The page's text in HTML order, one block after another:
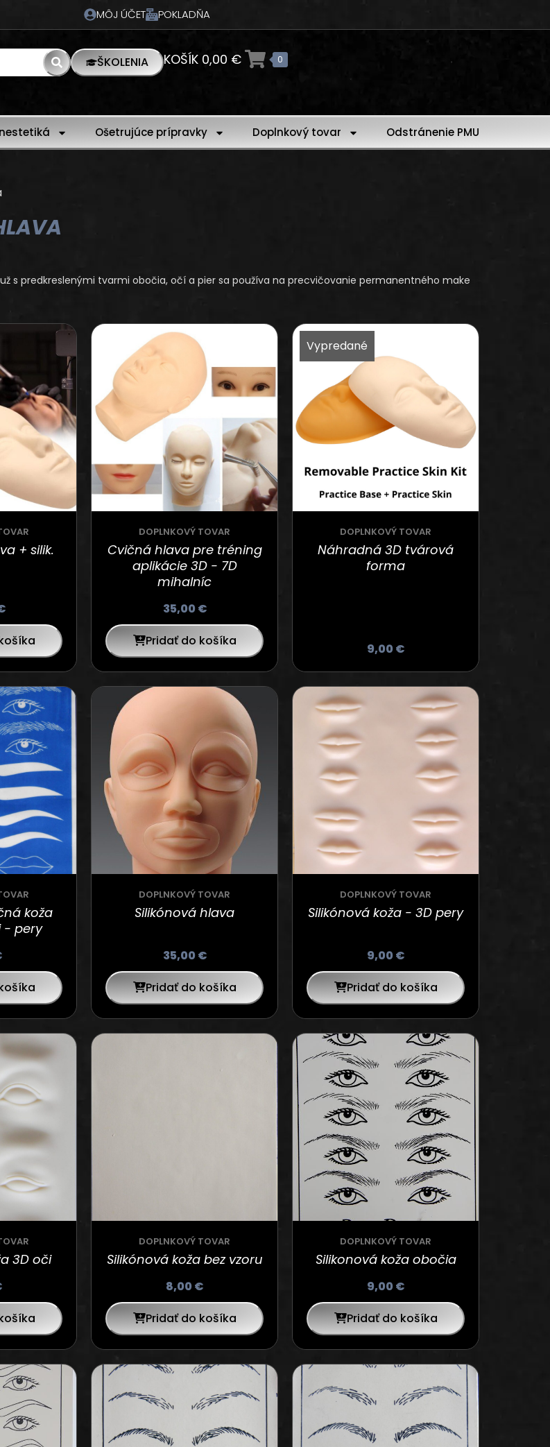
MÔJ ÚČET POKLADŇA
ŠKOLENIA KOŠÍK 0,00 € 0
Ošetrujúce prípravky Doplnkový tovar Odstránenie PMU
s predkreslenými tvarmi obočia, očí a pier sa používa na precvičovanie permanentného make
+ silik.
DOPLNKOVÝ TOVAR
Cvičná hlava pre tréning
aplikácie 3D - 7D
mihalníc
35,00€
Pridať do košíka
Vypredané
DOPLNKOVÝ TOVAR
Náhradná 3D tvárová
forma
9,00€
koža
- pery
DOPLNKOVÝ TOVAR
Silikónová hlava
35,00€
Pridať do košíka
DOPLNKOVÝ TOVAR
Silikónová koža - 3D pery
9,00€
Pridať do košíka
3D oči
DOPLNKOVÝ TOVAR
Silikónová koža bez vzoru
8,00€
Pridať do košíka
DOPLNKOVÝ TOVAR
Silikonová koža obočia
9,00€
Pridať do košíka